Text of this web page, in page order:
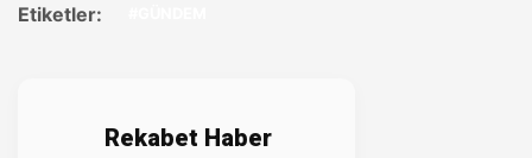
Etiketler:
Rekabet Haber